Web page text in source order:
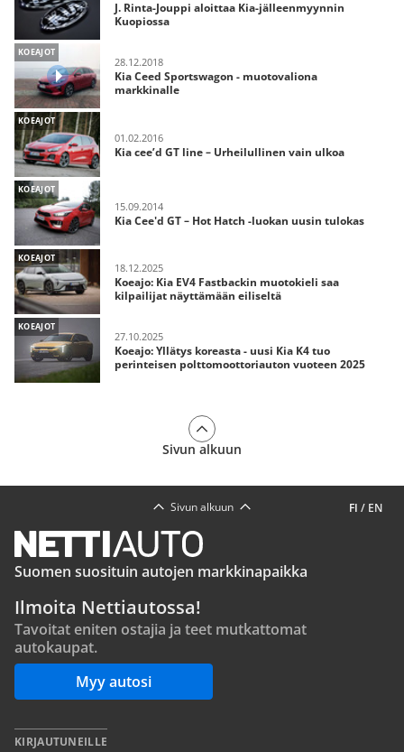
J. Rinta-Jouppi aloittaa Kia-jälleenmyynnin
Kuopiossa
KOEAJOT
28.12.2018
Kia Ceed Sportswagon - muotovaliona
markkinalle
KOEAJOT
01.02.2016
Kia cee’d GT line – Urheilullinen vain ulkoa
KOEAJOT
15.09.2014
Kia Cee'd GT – Hot Hatch -luokan uusin tulokas
KOEAJOT
18.12.2025
Koeajo: Kia EV4 Fastbackin muotokieli saa
kilpailijat näyttämään eiliseltä
KOEAJOT
27.10.2025
Koeajo: Yllätys koreasta - uusi Kia K4 tuo
perinteisen polttomoottoriauton vuoteen 2025
Sivun alkuun
FI / EN
Sivun alkuun
Suomen suosituin autojen markkinapaikka
Ilmoita Nettiautossa!
Tavoitat eniten ostajia ja teet mutkattomat
autokaupat.
Myy autosi
KIRJAUTUNEILLE